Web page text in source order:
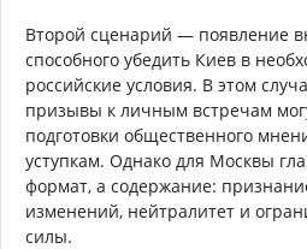
Второй сценарий — появление
способного убедить Киев в
российские условия. В этом
призывы к личным встречам
подготовки общественного
уступкам. Однако для Москвы
формат, а содержание:
изменений, нейтралитет и
силы.